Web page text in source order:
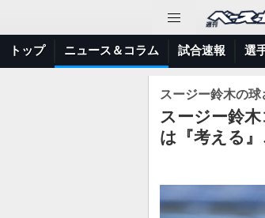
トップ ニュース＆コラム 試合速報 選
スージー鈴木の
スージー鈴
は『考える』